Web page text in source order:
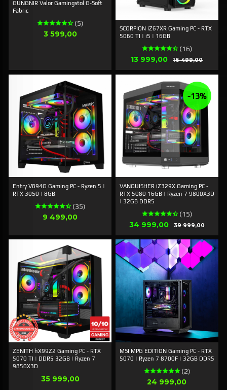
GUNGNIR Valor Gamingstol G-Soft
Fabric
(5)
Pris
3 599,00
SCORPION iZ67XR Gaming PC - RTX
5060 TI | i5 | 16GB
(16)
Tilbud
13 999,00 16 499,00Rabatt
Entry V894G Gaming PC - Ryzen 5 |
RTX 3050 | 8GB
(35)
Pris
9 499,00
VANQUISHER iZ329X Gaming PC -
RTX 5080 16GB | Ryzen 7 9800X3D
| 32GB DDR5
(15)
Tilbud
34 999,00 39 999,00Rabatt
-13%
ZENITH hX99Z2 Gaming PC - RTX
5070 TI | DDR5 32GB | Ryzen 7
9850X3D
Pris
35 999,00
MSI MPG EDITION Gaming PC - RTX
5070 | Ryzen 7 8700F | 32GB DDR5
(2)
Pris
24 999,00